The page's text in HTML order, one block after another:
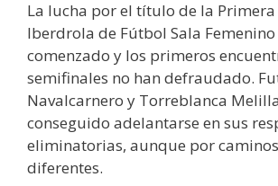
La lucha por el título de la
Iberdrola de Fútbol Sala Femenino
comenzado y los primeros
semifinales no han defraudado.
Navalcarnero y Torreblanca
conseguido adelantarse en sus
eliminatorias, aunque por
diferentes.